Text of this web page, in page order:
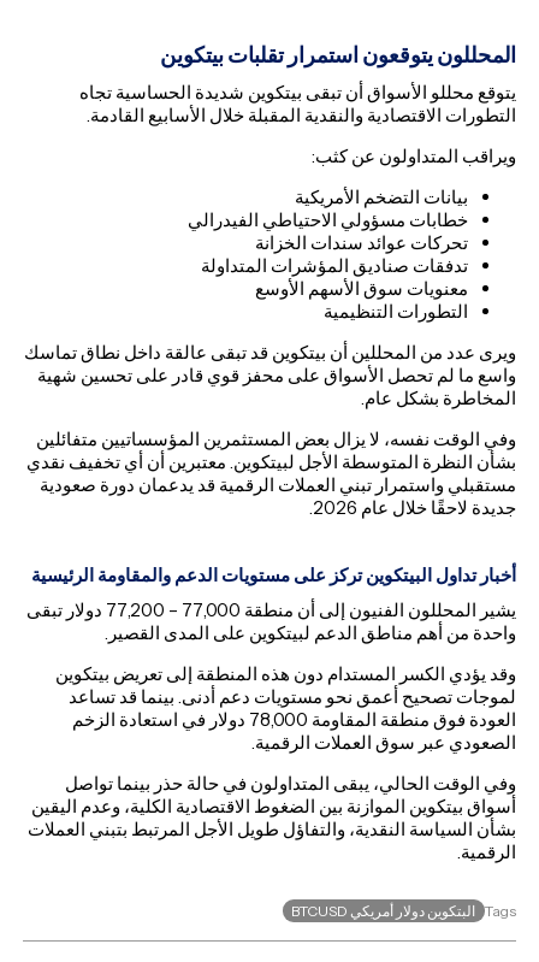
المحللون يتوقعون استمرار تقلبات بيتكوين
يتوقع محللو الأسواق أن تبقى بيتكوين شديدة الحساسية تجاه
التطورات الاقتصادية والنقدية المقبلة خلال الأسابيع القادمة.
ويراقب المتداولون عن كثب:
بيانات التضخم الأمريكية
خطابات مسؤولي الاحتياطي الفيدرالي
تحركات عوائد سندات الخزانة
تدفقات صناديق المؤشرات المتداولة
معنويات سوق الأسهم الأوسع
التطورات التنظيمية
ويرى عدد من المحللين أن بيتكوين قد تبقى عالقة داخل نطاق تماسك
واسع ما لم تحصل الأسواق على محفز قوي قادر على تحسين شهية
المخاطرة بشكل عام.
وفي الوقت نفسه، لا يزال بعض المستثمرين المؤسساتيين متفائلين
بشأن النظرة المتوسطة الأجل لبيتكوين. معتبرين أن أي تخفيف نقدي
مستقبلي واستمرار تبني العملات الرقمية قد يدعمان دورة صعودية
جديدة لاحقًا خلال عام 2026.
أخبار تداول البيتكوين تركز على مستويات الدعم والمقاومة الرئيسية
يشير المحللون الفنيون إلى أن منطقة 77,000 – 77,200 دولار تبقى
واحدة من أهم مناطق الدعم لبيتكوين على المدى القصير.
وقد يؤدي الكسر المستدام دون هذه المنطقة إلى تعريض بيتكوين
لموجات تصحيح أعمق نحو مستويات دعم أدنى. بينما قد تساعد
العودة فوق منطقة المقاومة 78,000 دولار في استعادة الزخم
الصعودي عبر سوق العملات الرقمية.
وفي الوقت الحالي، يبقى المتداولون في حالة حذر بينما تواصل
أسواق بيتكوين الموازنة بين الضغوط الاقتصادية الكلية، وعدم اليقين
بشأن السياسة النقدية، والتفاؤل طويل الأجل المرتبط بتبني العملات
الرقمية.
Tags البتكوين دولار أمريكي BTCUSD